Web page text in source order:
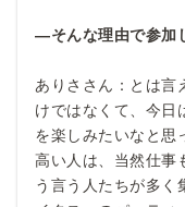
―そんな理由で参加
ありささん：とは言
けではなくて、今日
を楽しみたいなと思
高い人は、当然仕事
う言う人たちが多く